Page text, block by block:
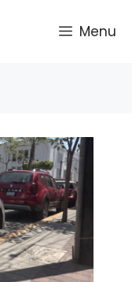
Menu